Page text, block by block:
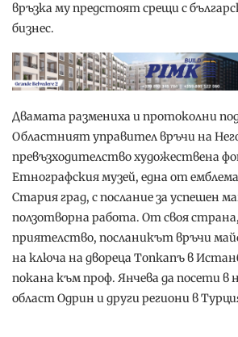
връзка му предстоят срещи с
бизнес.
Двамата размениха и протоколни
Областният управител връчи на
превъзходителство художествена
Етнографския музей, една от
Стария град, с послание за успешен
ползотворна работа. От своя
приятелство, посланикът връчи
на ключа на двореца Топкапъ в
покана към проф. Янчева да посети в
област Одрин и други региони в